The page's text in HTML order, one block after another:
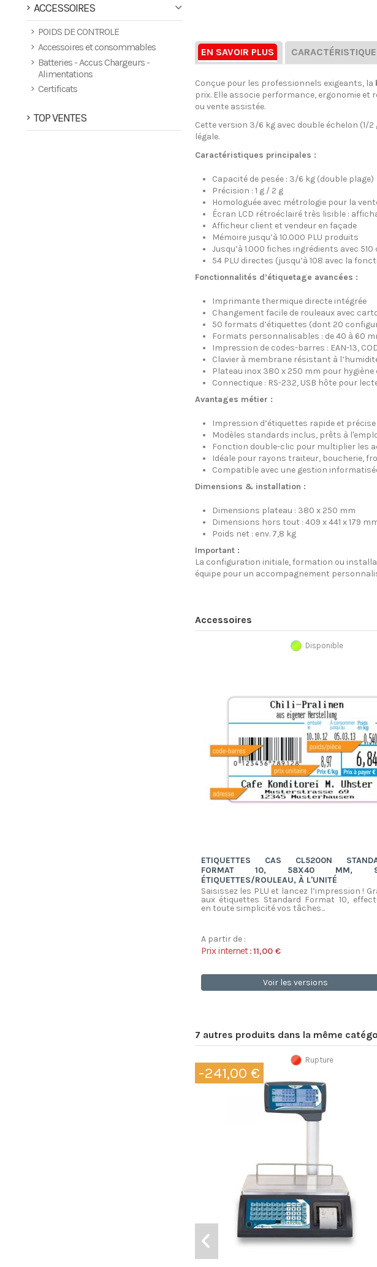
EN SAVOIR PLUS
Conçue pour les professionnels exigeants, la
prix. Elle associe performance, ergonomie
ou vente assistée.
Cette version 3/6 kg avec double échelon
légale.
Caractéristiques principales :
Capacité de pesée : 3/6 kg (double plage)
Précision : 1 g / 2 g
Homologuée avec métrologie pour la
Écran LCD rétroéclairé très lisible :
Afficheur client et vendeur en façade
Mémoire jusqu’à 10.000 PLU produits
Jusqu’à 1.000 fiches ingrédients avec
54 PLU directes (jusqu’à 108 avec la
Fonctionnalités d’étiquetage avancées :
Imprimante thermique directe intégrée
Changement facile de rouleaux avec
50 formats d’étiquettes (dont 20
Formats personnalisables : de 40 à 60
Impression de codes-barres : EAN-13,
Clavier à membrane résistant à
Plateau inox 380 x 250 mm pour
Connectique : RS-232, USB hôte pour
Avantages métier :
Impression d’étiquettes rapide et précise
Modèles standards inclus, prêts à
Fonction double-clic pour multiplier les
Idéale pour rayons traiteur, boucherie,
Compatible avec une gestion
Dimensions & installation :
Dimensions plateau : 380 x 250 mm
Dimensions hors tout : 409 x 441 x 179
Poids net : env. 7,8 kg
Important :
La configuration initiale, formation ou
équipe pour un accompagnement
Accessoires
ETIQUETTES CAS CL5200N
FORMAT 10, 58X40 MM,
ÉTIQUETTES/ROULEAU, À L'UNITÉ
Saisissez les PLU et lancez l’impression !
aux étiquettes Standard Format 10,
en toute simplicité vos tâches...
Disponible
A partir de :
Prix internet :11,00 €
Voir les versions
7 autres produits dans la même
-241,00 €
Rupture
ACCESSOIRES
POIDS DE CONTROLE
Accessoires et consommables
Batteries - Accus Chargeurs -
Alimentations
Certificats
TOP VENTES